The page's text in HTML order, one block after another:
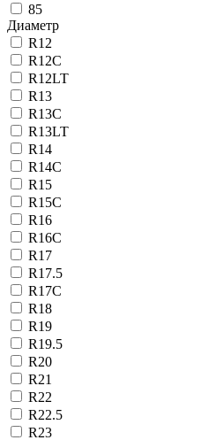
85
Диаметр
R12
R12C
R12LT
R13
R13C
R13LT
R14
R14C
R15
R15C
R16
R16C
R17
R17.5
R17C
R18
R19
R19.5
R20
R21
R22
R22.5
R23